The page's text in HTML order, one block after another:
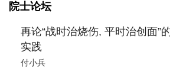
院士论坛
再论“战时治烧伤, 平时治创面”
实践
付小兵